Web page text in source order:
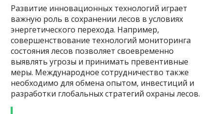
Развитие инновационных технологий играет
важную роль в сохранении лесов в условиях
энергетического перехода. Например,
совершенствование технологий мониторинга
состояния лесов позволяет своевременно
выявлять угрозы и принимать превентивные
меры. Международное сотрудничество также
необходимо для обмена опытом, инвестиций и
разработки глобальных стратегий охраны лесов.